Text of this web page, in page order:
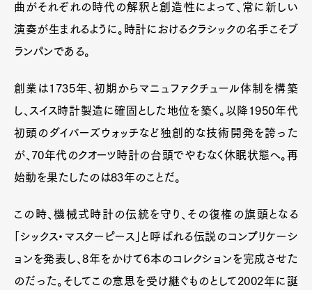
曲がそれぞれの時代の解釈と創造性によって、常に新しい
演奏が生まれるように。時計におけるクラシックの名手こそブ
ランパンである。
創業は1735年、初期からマニュファクチュール体制を構築
し、スイス時計製造に確固とした地位を築く。以降1950年代
初頭のダイバーズウォッチなど独創的な技術開発を誇った
が、70年代のクオーツ時計の台頭でやむなく休眠状態へ。再
始動を果たしたのは83年のことだ。
この時、機械式時計の伝統を守り、その復権の旗頭となる
「シックス・マスターピース」と呼ばれる伝説のコンプリケーシ
ョンを発表し、8年をかけて6本のコレクションを完成させた
のだった。そしてこの意思を受け継ぐものとして2002年に誕